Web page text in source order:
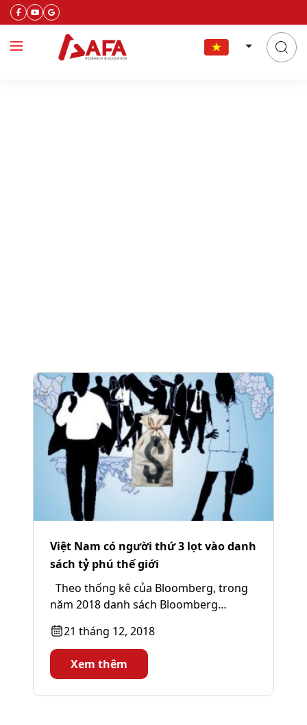
Việt Nam có người thứ 3 lọt vào danh
sách tỷ phú thế giới
Theo thống kê của Bloomberg, trong
năm 2018 danh sách Bloomberg
mới....
21 tháng 12, 2018
Xem thêm